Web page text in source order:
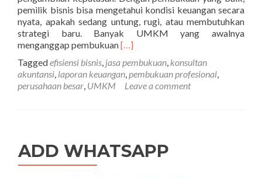
pemilik bisnis bisa mengetahui kondisi keuangan secara
nyata, apakah sedang untung, rugi, atau membutuhkan
strategi baru. Banyak UMKM yang awalnya
menganggap pembukuanRead
about
Manfaat
Menggunakan
UMKM
dan
[…]
Taggedefisiensi bisnis, jasa pembukuan, konsultan
akuntansi, laporan keuangan,pembukuan profesional,
perusahaan besar, UMKM Leave a comment
ADD WHATSAPP